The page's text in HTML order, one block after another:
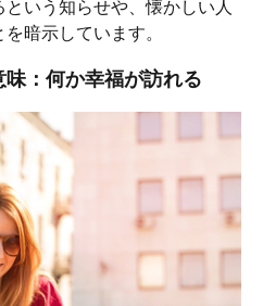
いう知らせや、懐かしい人
暗示しています。
：何か幸福が訪れる